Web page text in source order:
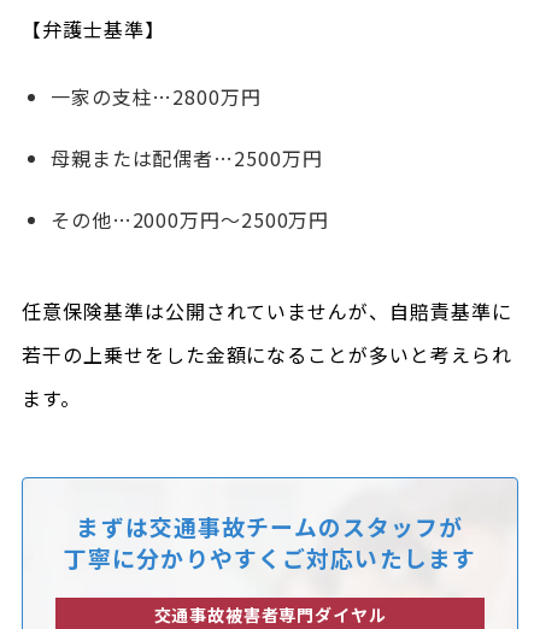
【弁護士基準】
一家の支柱…2800万円
母親または配偶者…2500万円
その他…2000万円～2500万円
任意保険基準は公開されていませんが、自賠責基準に
若干の上乗せをした金額になることが多いと考えられ
ます。
まずは交通事故チームのスタッフが
丁寧に分かりやすくご対応いたします
交通事故被害者専門ダイヤル